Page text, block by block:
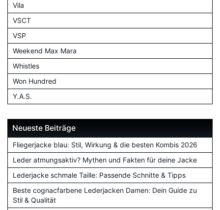
Vila
VSCT
VSP
Weekend Max Mara
Whistles
Won Hundred
Y.A.S.
Neueste Beiträge
Fliegerjacke blau: Stil, Wirkung & die besten Kombis 2026
Leder atmungsaktiv? Mythen und Fakten für deine Jacke
Lederjacke schmale Taille: Passende Schnitte & Tipps
Beste cognacfarbene Lederjacken Damen: Dein Guide zu
Stil & Qualität